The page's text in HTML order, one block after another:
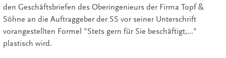
den Geschäftsbriefen des Oberingenieurs der Firma Topf &
Söhne an die Auftraggeber der SS vor seiner Unterschrift
vorangestellten Formel "Stets gern für Sie beschäftigt,..."
plastisch wird.